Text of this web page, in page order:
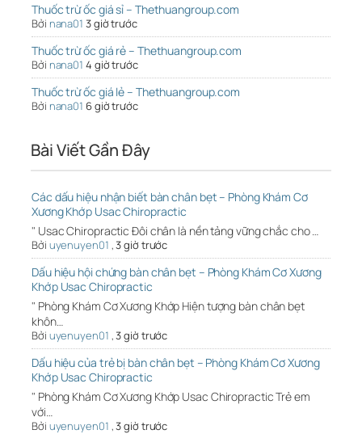
Thuốc trừ ốc giá sỉ – Thethuangroup.com
Bởi nana01 3 giờ trước
Thuốc trừ ốc giá rẻ – Thethuangroup.com
Bởi nana01 4 giờ trước
Thuốc trừ ốc giá lẻ – Thethuangroup.com
Bởi nana01 6 giờ trước
Bài Viết Gần Đây
Các dấu hiệu nhận biết bàn chân bẹt – Phòng Khám Cơ
Xương Khớp Usac Chiropractic
" Usac Chiropractic Đôi chân là nền tảng vững chắc cho …
Bởi uyenuyen01 ,3 giờ trước
Dấu hiệu hội chứng bàn chân bẹt – Phòng Khám Cơ Xương
Khớp Usac Chiropractic
" Phòng Khám Cơ Xương Khớp Hiện tượng bàn chân bẹt
khôn…
Bởi uyenuyen01 ,3 giờ trước
Dấu hiệu của trẻ bị bàn chân bẹt – Phòng Khám Cơ Xương
Khớp Usac Chiropractic
" Phòng Khám Cơ Xương Khớp Usac Chiropractic Trẻ em
với…
Bởi uyenuyen01 ,3 giờ trước